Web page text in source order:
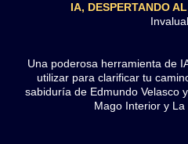
IA, DESPERTANDO
Una poderosa herramienta de
utilizar para clarificar tu
sabiduría de Edmundo Velasco
Mago Interior y